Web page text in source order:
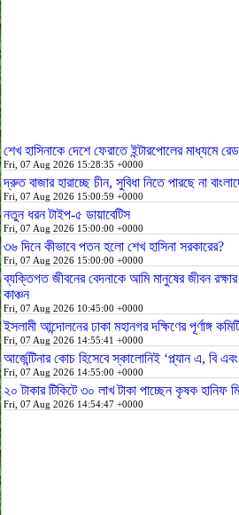
শেখ হাসিনাকে দেশে ফেরাতে ইন্টারপোলের মাধ্যমে
Fri, 07 Aug 2026 15:28:35 +0000
দ্রুত বাজার হারাচ্ছে চীন, সুবিধা নিতে পারছে না
Fri, 07 Aug 2026 15:00:59 +0000
নতুন ধরন টাইপ-৫ ডায়াবেটিস
Fri, 07 Aug 2026 15:00:00 +0000
৩৬ দিনে কীভাবে পতন হলো শেখ হাসিনা সরকারের?
Fri, 07 Aug 2026 15:00:00 +0000
ব্যক্তিগত জীবনের বেদনাকে আমি মানুষের জীবন
কাঞ্চন
Fri, 07 Aug 2026 10:45:00 +0000
ইসলামী আন্দোলনের ঢাকা মহানগর দক্ষিণের পূর্ণাঙ্গ
Fri, 07 Aug 2026 14:55:41 +0000
আর্জেন্টিনার কোচ হিসেবে স্কালোনিই ‘প্ল্যান এ, বি এবং
Fri, 07 Aug 2026 14:55:00 +0000
২০ টাকার টিকিটে ৩০ লাখ টাকা পাচ্ছেন কৃষক হানিফ
Fri, 07 Aug 2026 14:54:47 +0000